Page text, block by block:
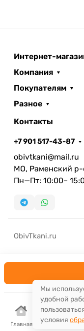
Главная Корзина
Интернет-
Компания
Покупателям
Разное
Контакты
+7 901 517-43-87
obivtkani@mail.ru
МО, Раменский р-
Пн—Пт: 10:00–
ObivTkani.ru
Мы
удобной
условия